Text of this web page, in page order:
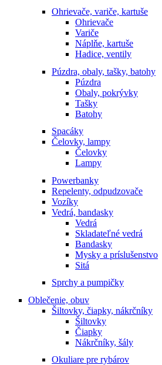
Ohrievače, variče, kartuše
Ohrievače
Variče
Náplňe, kartuše
Hadice, ventily
Púzdra, obaly, tašky, batohy
Púzdra
Obaly, pokrývky
Tašky
Batohy
Spacáky
Čelovky, lampy
Čelovky
Lampy
Powerbanky
Repelenty, odpudzovače
Vozíky
Vedrá, bandasky
Vedrá
Skladateľné vedrá
Bandasky
Mysky a príslušenstvo
Sitá
Sprchy a pumpičky
Oblečenie, obuv
Šiltovky, čiapky, nákrčníky
Šiltovky
Čiapky
Nákrčníky, šály
Okuliare pre rybárov